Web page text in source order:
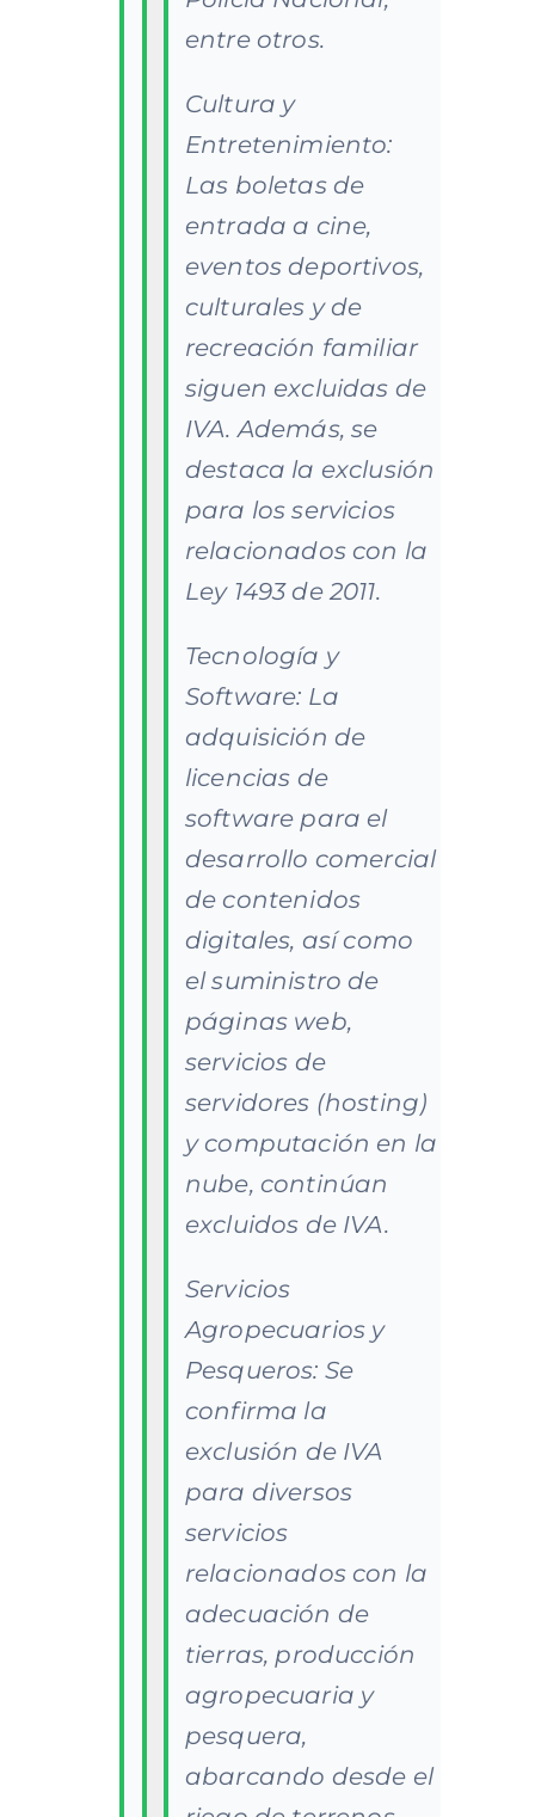
entre otros.
Cultura y
Entretenimiento:
Las boletas de
entrada a cine,
eventos deportivos,
culturales y de
recreación familiar
siguen excluidas de
IVA. Además, se
destaca la exclusión
para los servicios
relacionados con la
Ley 1493 de 2011.
Tecnología y
Software: La
adquisición de
licencias de
software para el
desarrollo comercial
de contenidos
digitales, así como
el suministro de
páginas web,
servicios de
servidores (hosting)
y computación en la
nube, continúan
excluidos de IVA.
Servicios
Agropecuarios y
Pesqueros: Se
confirma la
exclusión de IVA
para diversos
servicios
relacionados con la
adecuación de
tierras, producción
agropecuaria y
pesquera,
abarcando desde el